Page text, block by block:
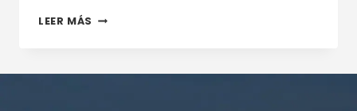
LEER MÁS OPORTUNIDADES
OTROS